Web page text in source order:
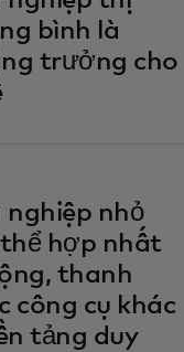
bình là
trưởng cho
nghiệp nhỏ
hợp nhất
thanh
công cụ khác
tảng duy